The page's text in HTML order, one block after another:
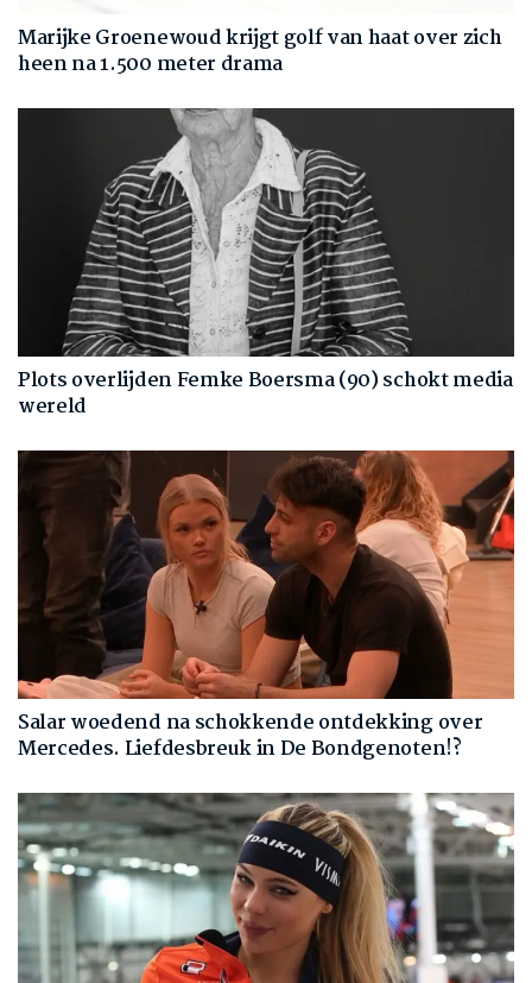
Marijke Groenewoud krijgt golf van haat over zich
heen na 1.500 meter drama
Plots overlijden Femke Boersma (90) schokt media
wereld
Salar woedend na schokkende ontdekking over
Mercedes. Liefdesbreuk in De Bondgenoten!?